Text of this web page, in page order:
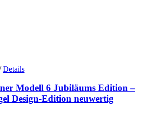
Details
Modell 6 Jubiläums Edition –
Design-Edition neuwertig